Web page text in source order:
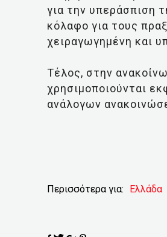
για την υπεράσπιση
κόλαφο για τους
χειραγωγημένη και
Τέλος, στην
χρησιμοποιούνται
ανάλογων
Περισσότερα για: Ελλάδα